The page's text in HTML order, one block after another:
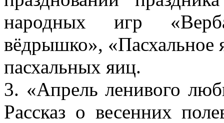
народных игр
вёдрышко», «Пасхальное
пасхальных яиц.
3. «Апрель ленивого
Рассказ о весенних